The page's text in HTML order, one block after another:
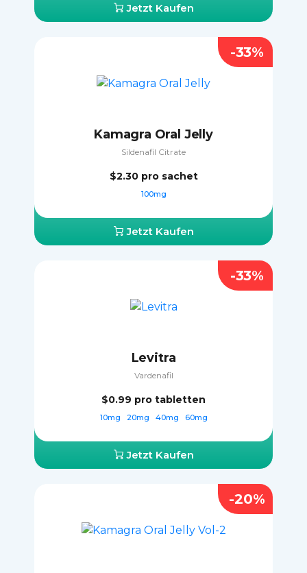
Jetzt Kaufen
Kamagra Oral Jelly
Sildenafil Citrate
$2.30 pro sachet
100mg
Jetzt Kaufen
-33%
Levitra
Vardenafil
$0.99 pro tabletten
10mg 20mg 40mg 60mg
Jetzt Kaufen
-33%
-20%